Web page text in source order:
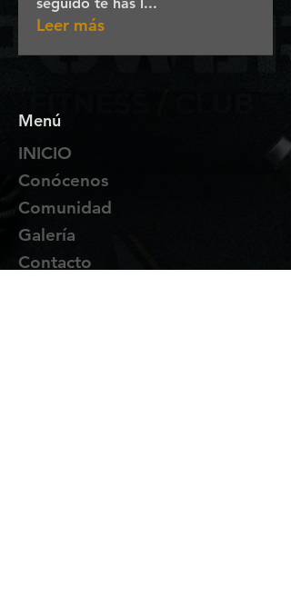
Leer más
Menú
INICIO
Conócenos
Comunidad
Galería
Contacto